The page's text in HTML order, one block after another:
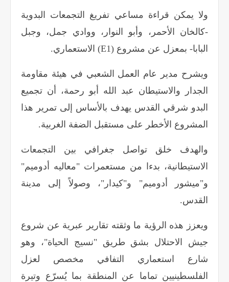
ولا يمكن قراءة مساعي تفريغ التجمعات البدوية
-كالخان الأحمر، وأبو النوار، ووادي جمل، وجبل
البابا- بمعزل عن مشروع (E1) الاستعماري.
ويشرح مدير عام العمل الشعبي في هيئة مقاومة
الجدار والاستيطان عبد الله أبو رحمة، أن تجميع
البدو شرقي القدس يهدف بالأساس إلى تمرير هذا
المشروع الأخطر على مستقبل الضفة الغربية.
والهدف خلق تواصل جغرافي بين التجمعات
الاستيطانية، بدءا من مستعمرات "معاليه أدوميم"
و"ميشور أدوميم" و"كيدار"، وصولاً إلى مدينة
القدس.
ويعزز هذه الرؤية ما وثقته تقارير عبرية عن شروع
جيش الاحتلال بشق طريق "نسيج الحياة"، وهو
شارع استعماري التفافي مخصص لعزل
الفلسطينيين تماما عن المنطقة بما يُسرّع وتيرة